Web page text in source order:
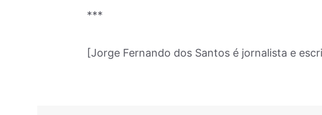
***
[Jorge Fernando dos Santos é jornalista e